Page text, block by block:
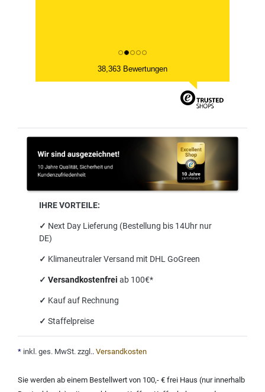
38,363 Bewertungen
IHRE VORTEILE:
✓ Next Day Lieferung (Bestellung bis 14Uhr nur
DE)
✓ Klimaneutraler Versand mit DHL GoGreen
✓ Versandkostenfrei ab 100€*
✓ Kauf auf Rechnung
✓ Staffelpreise
* inkl. ges. MwSt. zzgl.. Versandkosten
Sie werden ab einem Bestellwert von 100,- € frei Haus (nur innerhalb